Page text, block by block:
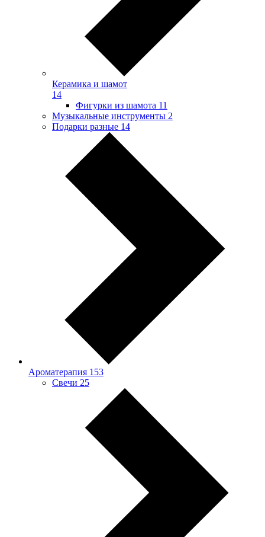
Керамика и шамот
14
Фигурки из шамота 11
Музыкальные инструменты 2
Подарки разные 14
Ароматерапия 153
Свечи 25